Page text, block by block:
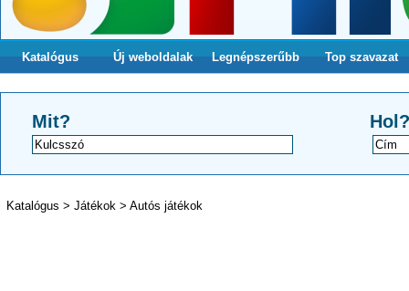
Katalógus Új weboldalak Legnépszerűbb Top szavazat
Mit? Hol?
Katalógus > Játékok > Autós játékok